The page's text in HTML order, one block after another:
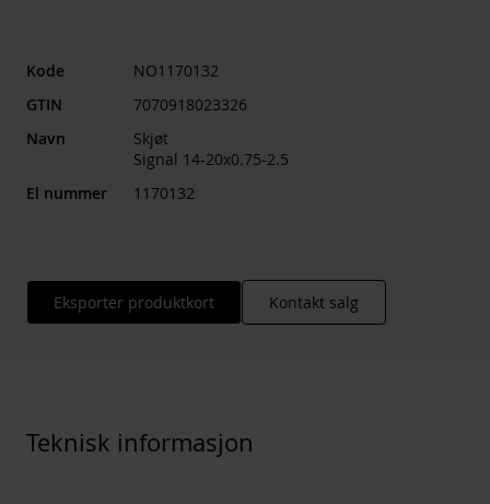
Kode
NO1170132
GTIN
7070918023326
Navn
Skjøt
Signal 14-20x0.75-2.5
El nummer
1170132
Eksporter produktkort Kontakt salg
Teknisk informasjon